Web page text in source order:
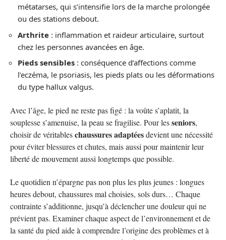
métatarses, qui s’intensifie lors de la marche prolongée
ou des stations debout.
Arthrite : inflammation et raideur articulaire, surtout
chez les personnes avancées en âge.
Pieds sensibles : conséquence d’affections comme
l’eczéma, le psoriasis, les pieds plats ou les déformations
du type hallux valgus.
Avec l’âge, le pied ne reste pas figé : la voûte s’aplatit, la
souplesse s’amenuise, la peau se fragilise. Pour lesseniors,
choisir de véritableschaussures adaptéesdevient une nécessité
pour éviter blessures et chutes, mais aussi pour maintenir leur
liberté de mouvement aussi longtemps que possible.
Le quotidien n’épargne pas non plus les plus jeunes : longues
heures debout, chaussures mal choisies, sols durs… Chaque
contrainte s’additionne, jusqu’à déclencher une douleur qui ne
prévient pas. Examiner chaque aspect de l’environnement et de
la santé du pied aide à comprendre l’origine des problèmes et à